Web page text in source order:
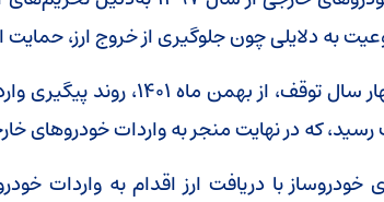
به دلایلی چون جلوگیری از خروج ارز،
پس از چهار سال توقف، از
که در نهایت منجر به واردات خودروهای
با دریافت ارز اقدام به واردات